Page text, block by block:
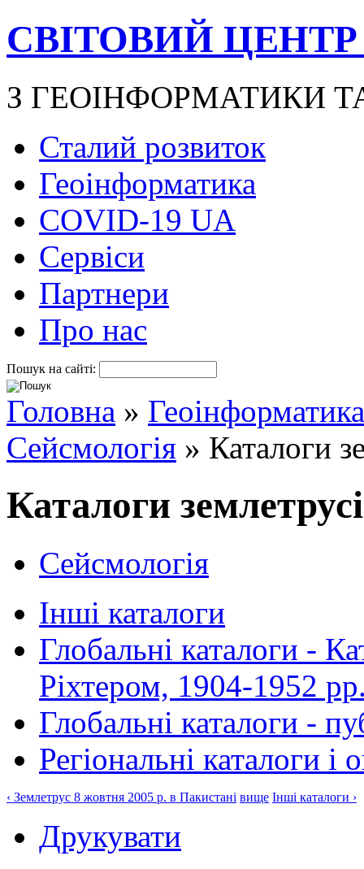
СВІТОВИЙ
З ГЕОІНФОРМАТИКИ
Сталий розвиток
Геоінформатика
COVID-19 UA
Сервіси
Партнери
Про нас
Пошук на сайті:
Головна » Геоінформатика
Сейсмологія » Каталоги
Каталоги
Сейсмологія
Інші каталоги
Глобальні каталоги -
Ріхтером, 1904-1952
Глобальні каталоги -
Регіональні каталоги і
‹ Землетрус 8 жовтня 2005 р. в Пакистані вище Інші каталоги ›
Друкувати